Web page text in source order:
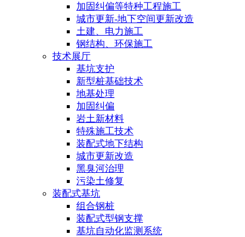
加固纠偏等特种工程施工
城市更新-地下空间更新改造
土建、电力施工
钢结构、环保施工
技术展厅
基坑支护
新型桩基础技术
地基处理
加固纠偏
岩土新材料
特殊施工技术
装配式地下结构
城市更新改造
黑臭河治理
污染土修复
装配式基坑
组合钢桩
装配式型钢支撑
基坑自动化监测系统